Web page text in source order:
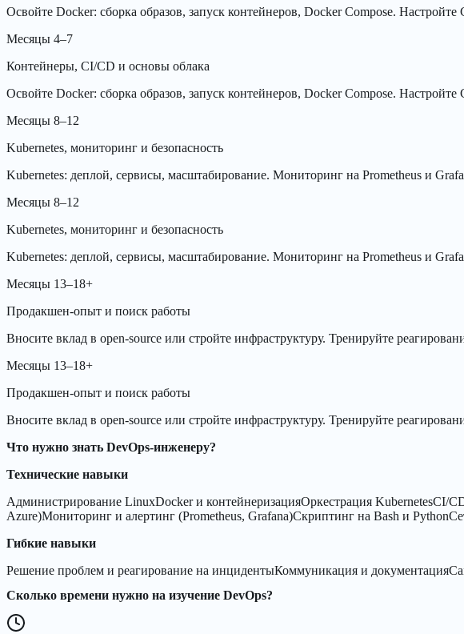
Освойте Docker: сборка образов, запуск контейнеров, Docker Compose.
Месяцы 4–7
Контейнеры, CI/CD и основы облака
Освойте Docker: сборка образов, запуск контейнеров, Docker Compose.
Месяцы 8–12
Kubernetes, мониторинг и безопасность
Kubernetes: деплой, сервисы, масштабирование. Мониторинг на Prometheus и
Месяцы 8–12
Kubernetes, мониторинг и безопасность
Kubernetes: деплой, сервисы, масштабирование. Мониторинг на Prometheus и
Месяцы 13–18+
Продакшен-опыт и поиск работы
Вносите вклад в open-source или стройте инфраструктуру. Тренируйте
Месяцы 13–18+
Продакшен-опыт и поиск работы
Вносите вклад в open-source или стройте инфраструктуру. Тренируйте
Что нужно знать DevOps-инженеру?
Технические навыки
Администрирование LinuxDocker и контейнеризацияОркестрация KubernetesCI/
Azure)Мониторинг и алертинг (Prometheus, Grafana)Скриптинг на Bash и Python
Гибкие навыки
Решение проблем и реагирование на инцидентыКоммуникация и документация
Сколько времени нужно на изучение DevOps?